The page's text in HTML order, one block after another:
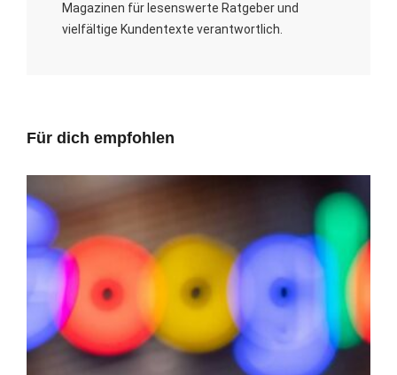
Magazinen für lesenswerte Ratgeber und
vielfältige Kundentexte verantwortlich.
Für dich empfohlen